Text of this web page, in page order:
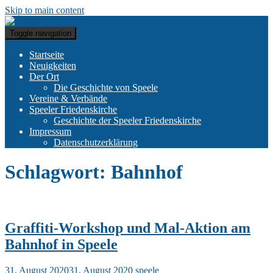
Skip to main content
Toggle navigation
Startseite
Neuigkeiten
Der Ort
Die Geschichte von Speele
Vereine & Verbände
Speeler Friedenskirche
Geschichte der Speeler Friedenskirche
Impressum
Datenschutzerklärung
Schlagwort: Bahnhof
Graffiti-Workshop und Mal-Aktion am
Bahnhof in Speele
31. August 202031. August 2020 speele